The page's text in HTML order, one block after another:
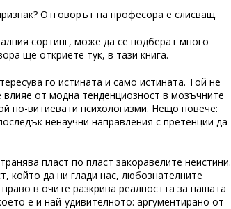
Отговорът на професора е слисващ.
сортинг, може да се подберат много
ще откриете тук, в тази книга.
го истината и само истината. Той не
от модна тенденциозност в мозъчните
по-витиевати психологизми. Нещо повече:
ненаучни направления с претенции да
пласт по пласт закоравелите неистини.
който да ни глади нас, любознателните
в очите разкрива реалността за нашата
е и най-удивителното: аргументирано от